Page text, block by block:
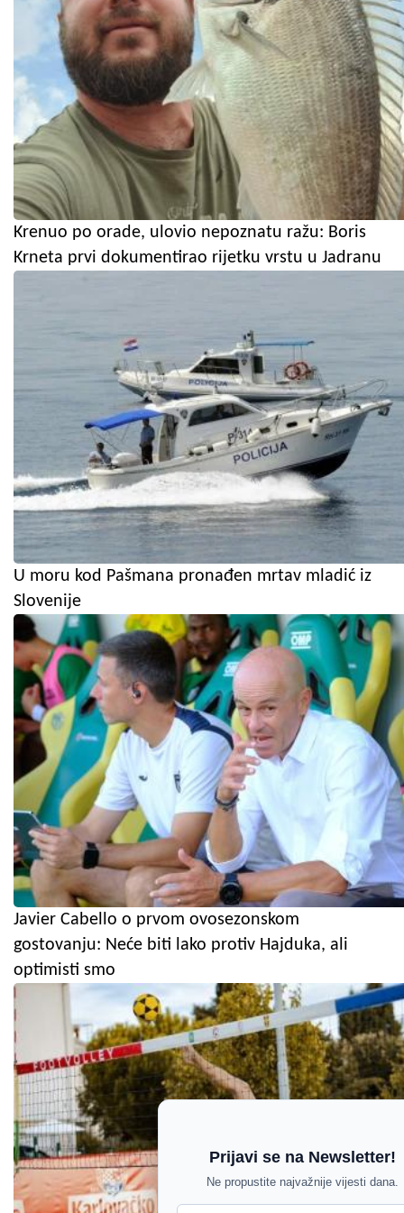
Krenuo po orade, ulovio nepoznatu ražu: Boris
Krneta prvi dokumentirao rijetku vrstu u Jadranu
U moru kod Pašmana pronađen mrtav mladić iz
Slovenije
Javier Cabello o prvom ovosezonskom
gostovanju: Neće biti lako protiv Hajduka, ali
optimisti smo
Prijavi se na Newsletter!
Ne propustite najvažnije vijesti dana.